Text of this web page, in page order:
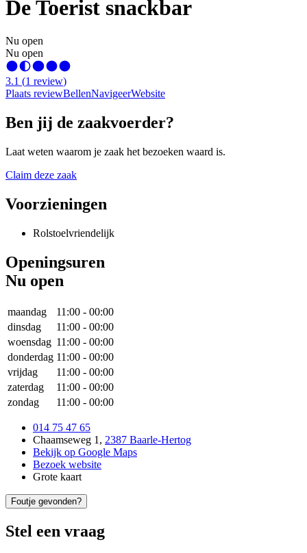
De Toerist snackbar
Nu open
Nu open
3.1 (1 review)
Plaats reviewBellenNavigeerWebsite
Ben jij de zaakvoerder?
Laat weten waarom je zaak het bezoeken waard is.
Claim deze zaak
Voorzieningen
Rolstoelvriendelijk
Openingsuren
Nu open
maandag 11:00 - 00:00
dinsdag
11:00 - 00:00
woensdag 11:00 - 00:00
donderdag 11:00 - 00:00
vrijdag
11:00 - 00:00
zaterdag
11:00 - 00:00
zondag
11:00 - 00:00
014 75 47 65
Chaamseweg 1 , 2387 Baarle-Hertog
Bekijk op Google Maps
Bezoek website
Grote kaart
Foutje gevonden?
Stel een vraag